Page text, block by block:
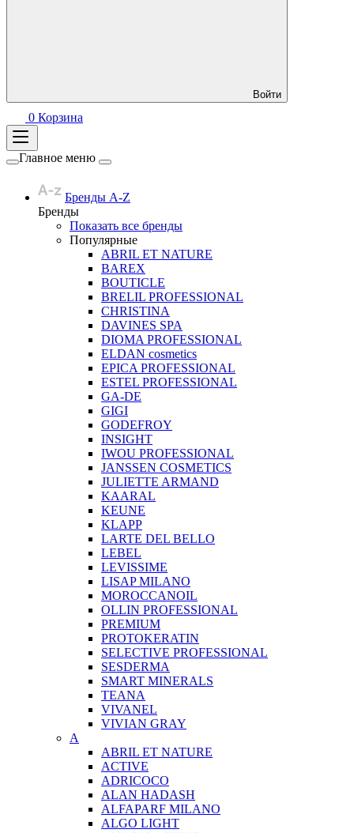
Войти
0 Корзина
Главное меню
Бренды A-Z
Бренды
Показать все бренды
Популярные
ABRIL ET NATURE
BAREX
BOUTICLE
BRELIL PROFESSIONAL
CHRISTINA
DAVINES SPA
DIOMA PROFESSIONAL
ELDAN cosmetics
EPICA PROFESSIONAL
ESTEL PROFESSIONAL
GA-DE
GIGI
GODEFROY
INSIGHT
IWOU PROFESSIONAL
JANSSEN COSMETICS
JULIETTE ARMAND
KAARAL
KEUNE
KLAPP
LARTE DEL BELLO
LEBEL
LEVISSIME
LISAP MILANO
MOROCCANOIL
OLLIN PROFESSIONAL
PREMIUM
PROTOKERATIN
SELECTIVE PROFESSIONAL
SESDERMA
SMART MINERALS
TEANA
VIVANEL
VIVIAN GRAY
A
ABRIL ET NATURE
ACTIVE
ADRICOCO
ALAN HADASH
ALFAPARF MILANO
ALGO LIGHT